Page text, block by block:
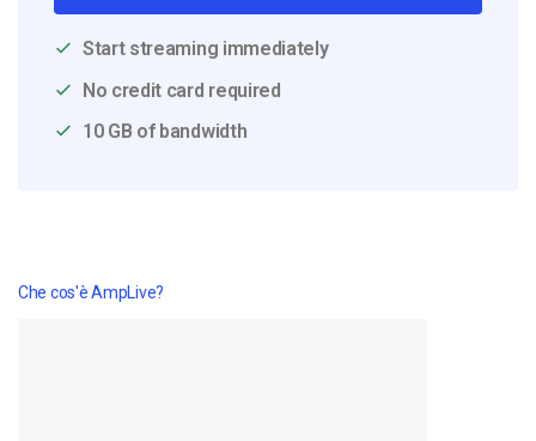
Start streaming immediately
No credit card required
10 GB of bandwidth
Che cos'è AmpLive?